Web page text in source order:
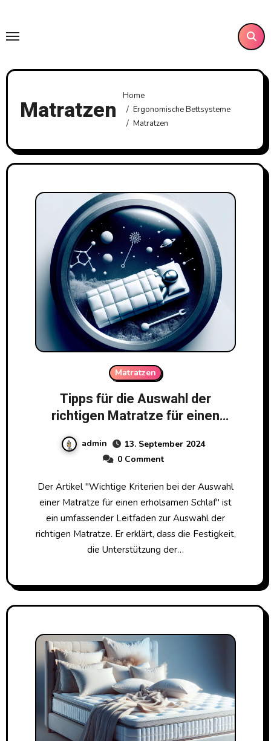
content
Matratzen
Home
Ergonomische Bettsysteme
Matratzen
Matratzen
Tipps für die Auswahl der
richtigen Matratze für einen
admin
13. September 2024
0 Comment
Der Artikel "Wichtige Kriterien bei der Auswahl
einer Matratze für einen erholsamen Schlaf" ist
ein umfassender Leitfaden zur Auswahl der
richtigen Matratze. Er erklärt, dass die Festigkeit,
die Unterstützung der…